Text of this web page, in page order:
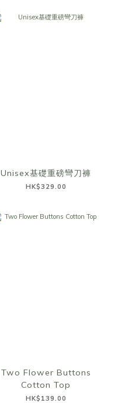
Unisex基礎重磅彎刀褲
HK$329.00
Two Flower Buttons
Cotton Top
HK$139.00